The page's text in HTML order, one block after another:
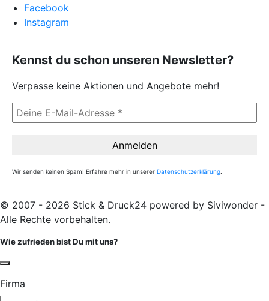
Facebook
Instagram
Kennst du schon unseren Newsletter?
Verpasse keine Aktionen und Angebote mehr!
Wir senden keinen Spam! Erfahre mehr in unserer Datenschutzerklärung.
© 2007 - 2026 Stick & Druck24 powered by Siviwonder -
Alle Rechte vorbehalten.
Wie zufrieden bist Du mit uns?
Firma